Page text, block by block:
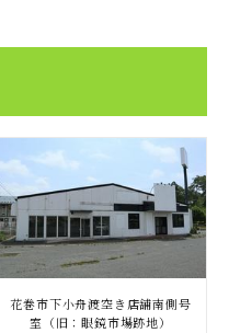
花巻市下小舟渡空き店舗南側号
室（旧：眼鏡市場跡地）